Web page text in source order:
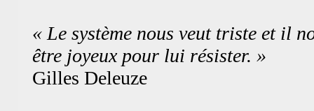
« Le système nous veut triste et il
être joyeux pour lui résister. »
Gilles Deleuze